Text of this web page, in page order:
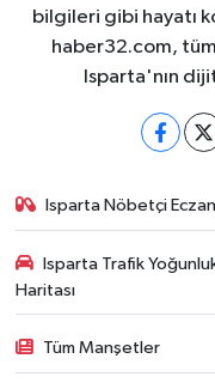
bilgileri gibi hayatı
haber32.com,
Isparta'nın
Isparta Nöbetçi
Isparta Trafik
Haritası
Tüm Manşetler